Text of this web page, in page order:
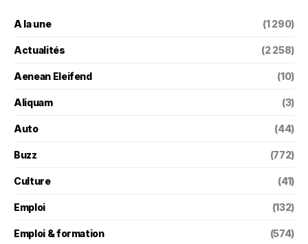
A la une (1 290)
Actualités (2 258)
Aenean Eleifend (10)
Aliquam (3)
Auto (44)
Buzz (772)
Culture (41)
Emploi (132)
Emploi & formation (574)